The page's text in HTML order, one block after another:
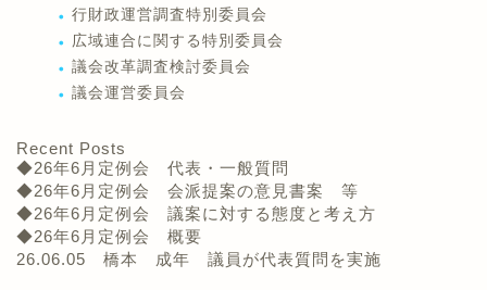
行財政運営調査特別委員会
広域連合に関する特別委員会
議会改革調査検討委員会
議会運営委員会
Recent Posts
◆26年6月定例会 代表・一般質問
◆26年6月定例会 会派提案の意見書案 等
◆26年6月定例会 議案に対する態度と考え方
◆26年6月定例会 概要
26.06.05 橋本 成年 議員が代表質問を実施